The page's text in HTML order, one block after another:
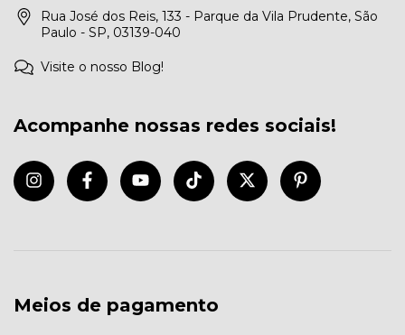
Rua José dos Reis, 133 - Parque da Vila Prudente, São
Paulo - SP, 03139-040
Visite o nosso Blog!
Acompanhe nossas redes sociais!
Meios de pagamento